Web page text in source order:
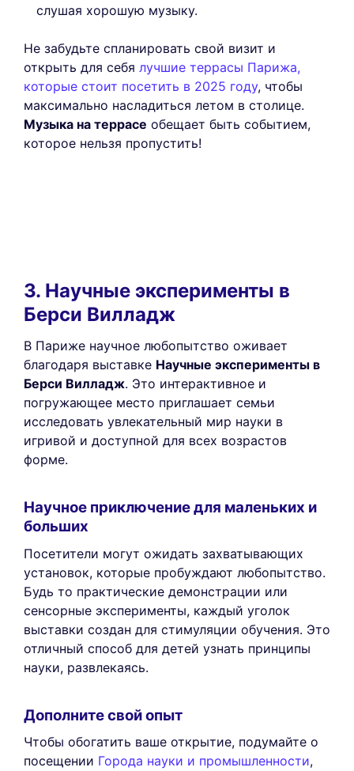
слушая хорошую музыку.
Не забудьте спланировать свой визит и
открыть для себя лучшие террасы Парижа,
которые стоит посетить в 2025 году, чтобы
максимально насладиться летом в столице.
Музыка на террасе обещает быть событием,
которое нельзя пропустить!
3. Научные эксперименты в
Берси Вилладж
В Париже научное любопытство оживает
благодаря выставке Научные эксперименты в
Берси Вилладж. Это интерактивное и
погружающее место приглашает семьи
исследовать увлекательный мир науки в
игривой и доступной для всех возрастов
форме.
Научное приключение для маленьких и
больших
Посетители могут ожидать захватывающих
установок, которые пробуждают любопытство.
Будь то практические демонстрации или
сенсорные эксперименты, каждый уголок
выставки создан для стимуляции обучения. Это
отличный способ для детей узнать принципы
науки, развлекаясь.
Дополните свой опыт
Чтобы обогатить ваше открытие, подумайте о
посещении Города науки и промышленности,